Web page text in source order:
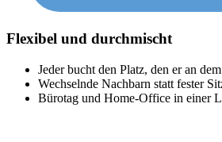
Flexibel und durchmischt
Jeder bucht den Platz, den er an
Wechselnde Nachbarn statt fester
Bürotag und Home-Office in einer